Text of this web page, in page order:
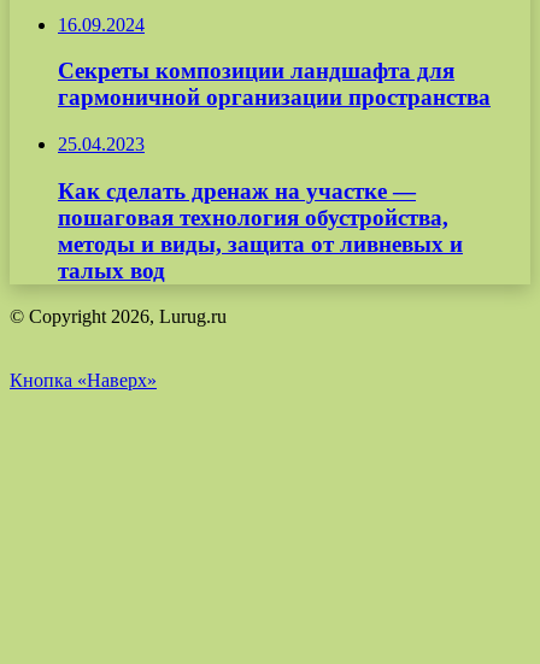
16.09.2024
Секреты композиции ландшафта для
гармоничной организации пространства
25.04.2023
Как сделать дренаж на участке —
пошаговая технология обустройства,
методы и виды, защита от ливневых и
талых вод
© Copyright 2026, Lurug.ru
Кнопка «Наверх»